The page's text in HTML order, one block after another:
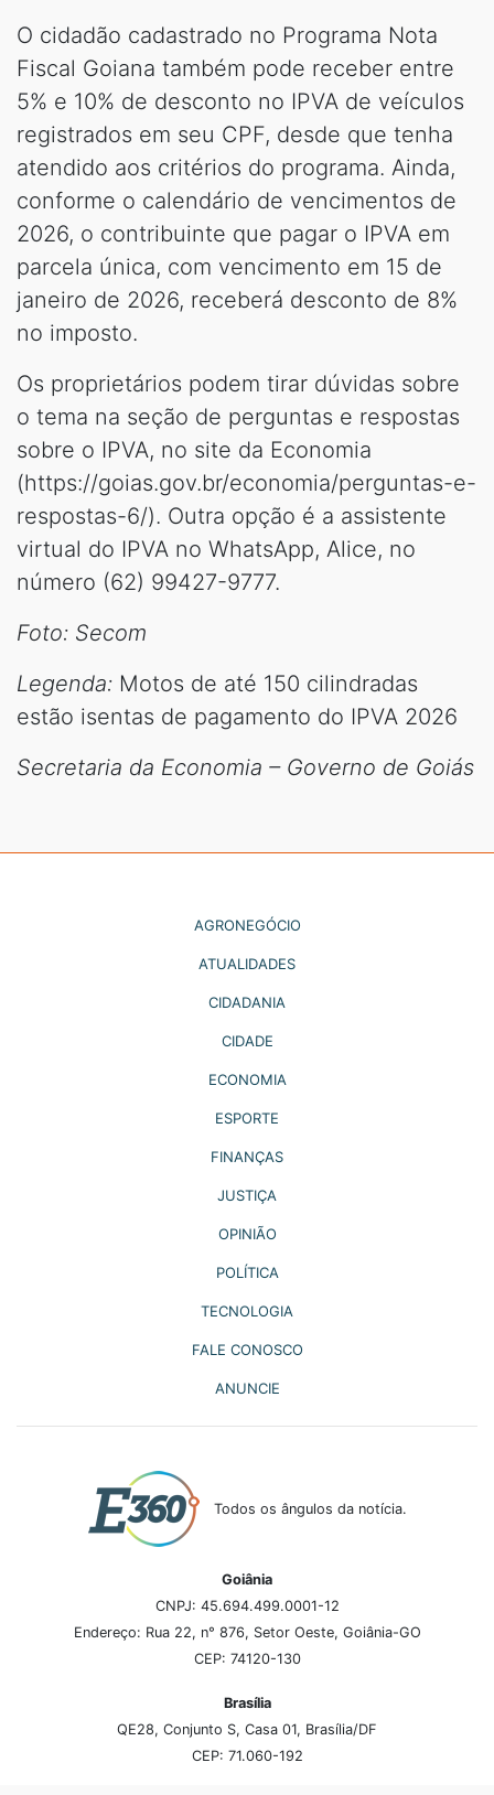
O cidadão cadastrado no Programa Nota
Fiscal Goiana também pode receber entre
5% e 10% de desconto no IPVA de veículos
registrados em seu CPF, desde que tenha
atendido aos critérios do programa. Ainda,
conforme o calendário de vencimentos de
2026, o contribuinte que pagar o IPVA em
parcela única, com vencimento em 15 de
janeiro de 2026, receberá desconto de 8%
no imposto.
Os proprietários podem tirar dúvidas sobre
o tema na seção de perguntas e respostas
sobre o IPVA, no site da Economia
(https://goias.gov.br/economia/perguntas-e-
respostas-6/). Outra opção é a assistente
virtual do IPVA no WhatsApp, Alice, no
número (62) 99427-9777.
Foto: Secom
Legenda: Motos de até 150 cilindradas
estão isentas de pagamento do IPVA 2026
Secretaria da Economia – Governo de Goiás
AGRONEGÓCIO
ATUALIDADES
CIDADANIA
CIDADE
ECONOMIA
ESPORTE
FINANÇAS
JUSTIÇA
OPINIÃO
POLÍTICA
TECNOLOGIA
FALE CONOSCO
ANUNCIE
Todos os ângulos da notícia.
Goiânia
CNPJ: 45.694.499.0001-12
Endereço: Rua 22, n° 876, Setor Oeste, Goiânia-GO
CEP: 74120-130
Brasília
QE28, Conjunto S, Casa 01, Brasília/DF
CEP: 71.060-192